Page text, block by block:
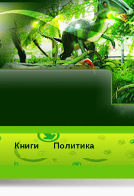
Книги Политика